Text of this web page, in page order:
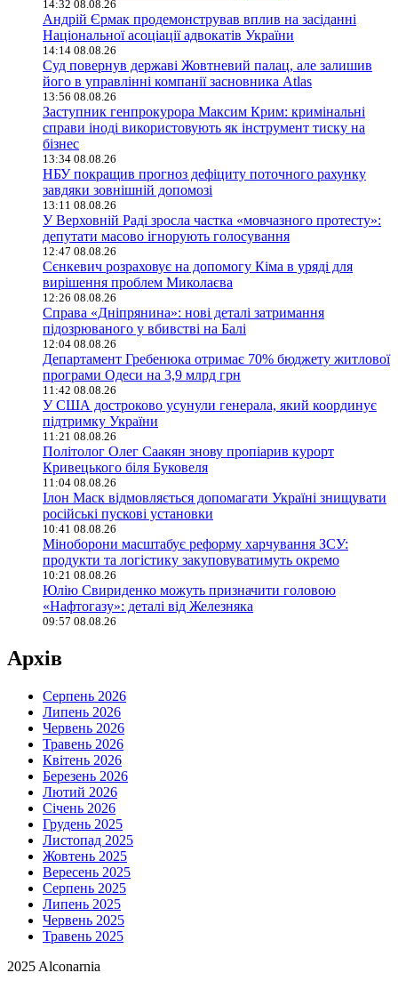
14:32 08.08.26
Андрій Єрмак продемонстрував вплив на засіданні
Національної асоціації адвокатів України
14:14 08.08.26
Суд повернув державі Жовтневий палац, але залишив
його в управлінні компанії засновника Atlas
13:56 08.08.26
Заступник генпрокурора Максим Крим: кримінальні
справи іноді використовують як інструмент тиску на
бізнес
13:34 08.08.26
НБУ покращив прогноз дефіциту поточного рахунку
завдяки зовнішній допомозі
13:11 08.08.26
У Верховній Раді зросла частка «мовчазного протесту»:
депутати масово ігнорують голосування
12:47 08.08.26
Сєнкевич розраховує на допомогу Кіма в уряді для
вирішення проблем Миколаєва
12:26 08.08.26
Справа «Дніпрянина»: нові деталі затримання
підозрюваного у вбивстві на Балі
12:04 08.08.26
Департамент Гребенюка отримає 70% бюджету житлової
програми Одеси на 3,9 млрд грн
11:42 08.08.26
У США достроково усунули генерала, який координує
підтримку України
11:21 08.08.26
Політолог Олег Саакян знову пропіарив курорт
Кривецького біля Буковеля
11:04 08.08.26
Ілон Маск відмовляється допомагати Україні знищувати
російські пускові установки
10:41 08.08.26
Міноборони масштабує реформу харчування ЗСУ:
продукти та логістику закуповуватимуть окремо
10:21 08.08.26
Юлію Свириденко можуть призначити головою
«Нафтогазу»: деталі від Железняка
09:57 08.08.26
Архів
Серпень 2026
Липень 2026
Червень 2026
Травень 2026
Квітень 2026
Березень 2026
Лютий 2026
Січень 2026
Грудень 2025
Листопад 2025
Жовтень 2025
Вересень 2025
Серпень 2025
Липень 2025
Червень 2025
Травень 2025
2025 Alconarnia